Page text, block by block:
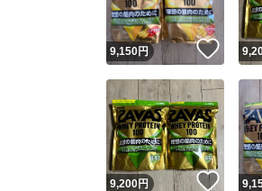
9,150円 いい
9,200円 いい